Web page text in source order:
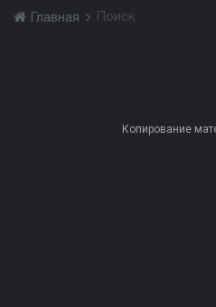
Главная Поиск
Копирование